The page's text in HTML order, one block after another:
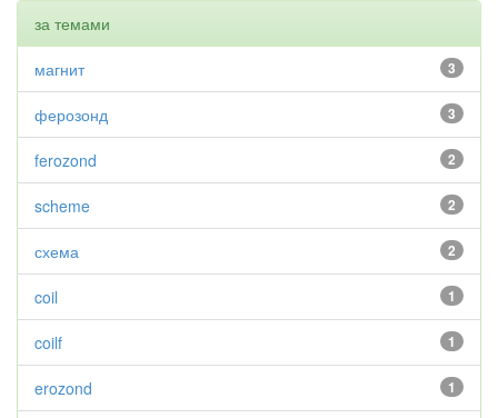
за темами
3
магнит
3
ферозонд
2
ferozond
2
scheme
2
схема
1
coil
1
coilf
1
erozond